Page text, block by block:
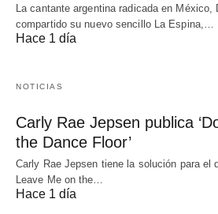
La cantante argentina radicada en México,
compartido su nuevo sencillo La Espina,…
Hace 1 día
NOTICIAS
Carly Rae Jepsen publica
the Dance Floor’
Carly Rae Jepsen tiene la solución para el
Leave Me on the…
Hace 1 día